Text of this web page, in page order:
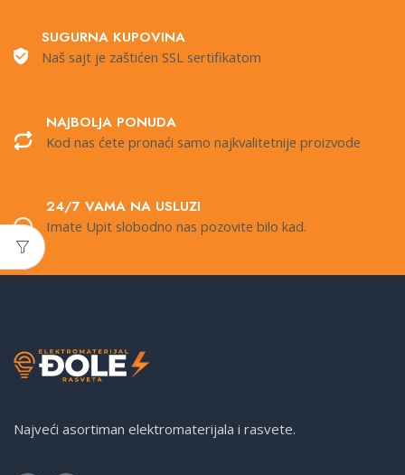
SUGURNA KUPOVINA
Naš sajt je zaštićen SSL sertifikatom
NAJBOLJA PONUDA
Kod nas ćete pronaći samo najkvalitetnije proizvode
24/7 VAMA NA USLUZI
Imate Upit slobodno nas pozovite bilo kad.
Najveći asortiman elektromaterijala i rasvete.